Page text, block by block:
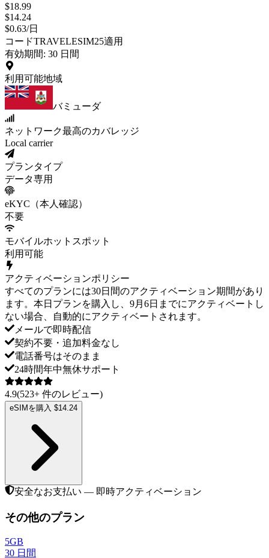
$18.99
$14.24
$0.63/日
コードTRAVELESIM25適用
有効期間: 30 日間
利用可能地域
バミューダ
ネットワーク最高のカバレッジ
Local carrier
プランタイプ
データ専用
eKYC（本人確認）
不要
モバイルホットスポット
利用可能
アクティベーションポリシー
すべてのプランには30日間のアクティベーション期間があり
ます。本日プランを購入し、9月6日までにアクティベートし
ない場合、自動的にアクティベートされます。
メールで即時配信
契約不要・追加料金なし
電話番号はそのまま
24時間年中無休サポート
4.9(523+ 件のレビュー)
eSIMを購入 $14.24
安全なお支払い — 即時アクティベーション
その他のプラン
5GB
30 日間